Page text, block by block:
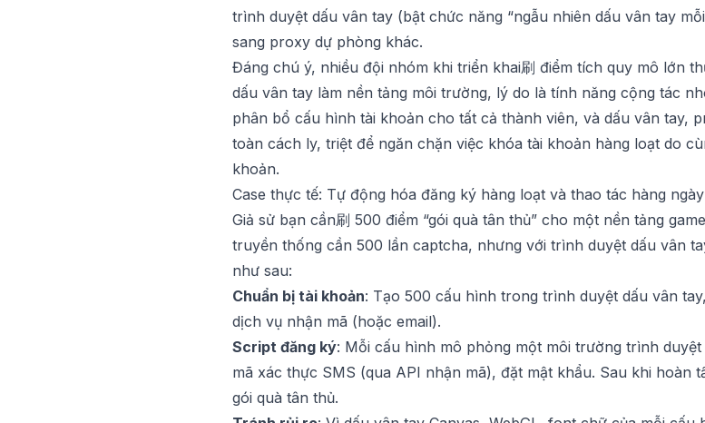
trình duyệt dấu vân tay (bật chức năng “ngẫu nhiên dấu vân tay
sang proxy dự phòng khác.
Đáng chú ý, nhiều đội nhóm khi triển khai刷 điểm tích quy mô lớn
dấu vân tay làm nền tảng môi trường, lý do là tính năng cộng tác
phân bổ cấu hình tài khoản cho tất cả thành viên, và dấu vân tay,
toàn cách ly, triệt để ngăn chặn việc khóa tài khoản hàng loạt do
khoản.
Case thực tế: Tự động hóa đăng ký hàng loạt và thao tác hàng ngày
Giả sử bạn cần刷 500 điểm “gói quà tân thủ” cho một nền tảng
truyền thống cần 500 lần captcha, nhưng với trình duyệt dấu vân
như sau:
Chuẩn bị tài khoản: Tạo 500 cấu hình trong trình duyệt dấu vân
dịch vụ nhận mã (hoặc email).
Script đăng ký: Mỗi cấu hình mô phỏng một môi trường trình
mã xác thực SMS (qua API nhận mã), đặt mật khẩu. Sau khi hoàn
gói quà tân thủ.